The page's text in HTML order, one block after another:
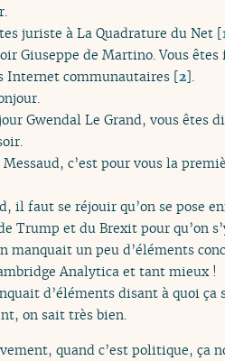
juriste à La Quadrature du Net [
Giuseppe de Martino. Vous
Internet communautaires [2].
Gwendal Le Grand, vous êtes
c’est pour vous la
il faut se réjouir qu’on se pose
Trump et du Brexit pour qu’on
manquait un peu d’éléments
Analytica et tant mieux !
d’éléments disant à quoi
on sait très bien.
quand c’est politique, ça